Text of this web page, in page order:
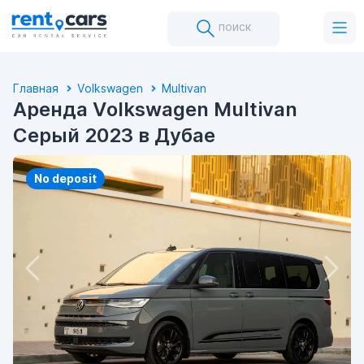
поиск
Главная Volkswagen Multivan
Аренда Volkswagen Multivan
Серый 2023 в Дубае
No deposit